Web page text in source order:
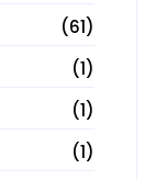
(61)
(1)
(1)
(1)